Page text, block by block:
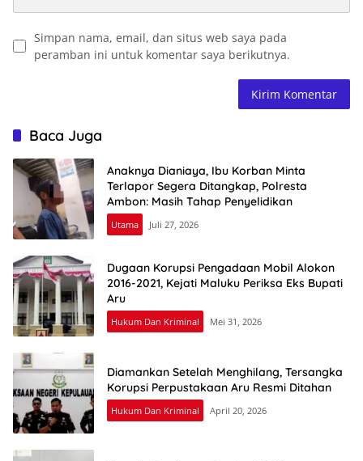
Simpan nama, email, dan situs web saya pada
peramban ini untuk komentar saya berikutnya.
Baca Juga
Anaknya Dianiaya, Ibu Korban Minta
Terlapor Segera Ditangkap, Polresta
Ambon: Masih Tahap Penyelidikan
Utama Juli 27, 2026
Dugaan Korupsi Pengadaan Mobil Alokon
2016-2021, Kejati Maluku Periksa Eks Bupati
Aru
Hukum Dan Kriminal Mei 31, 2026
Diamankan Setelah Menghilang, Tersangka
Korupsi Perpustakaan Aru Resmi Ditahan
Hukum Dan Kriminal April 20, 2026